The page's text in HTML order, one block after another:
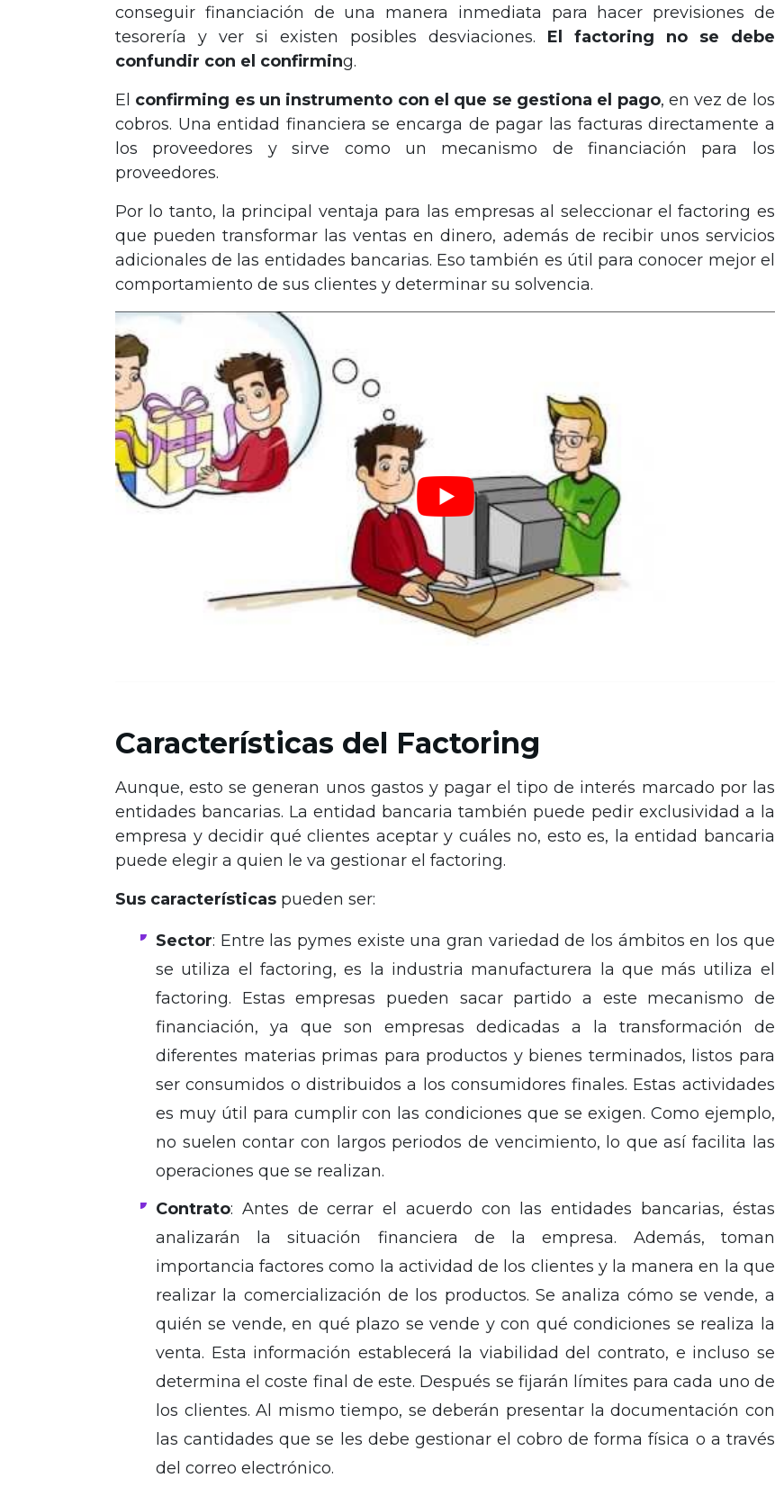
conseguir financiación de una manera inmediata para hacer previsiones de
tesorería y ver si existen posibles desviaciones. El factoring no se debe
confundir con el confirming.
El confirming es un instrumento con el que se gestiona el pago, en vez de los
cobros. Una entidad financiera se encarga de pagar las facturas directamente a
los proveedores y sirve como un mecanismo de financiación para los
proveedores.
Por lo tanto, la principal ventaja para las empresas al seleccionar el factoring es
que pueden transformar las ventas en dinero, además de recibir unos servicios
adicionales de las entidades bancarias. Eso también es útil para conocer mejor el
comportamiento de sus clientes y determinar su solvencia.
Características del Factoring
Aunque, esto se generan unos gastos y pagar el tipo de interés marcado por las
entidades bancarias. La entidad bancaria también puede pedir exclusividad a la
empresa y decidir qué clientes aceptar y cuáles no, esto es, la entidad bancaria
puede elegir a quien le va gestionar el factoring.
Sus características pueden ser:
Sector: Entre las pymes existe una gran variedad de los ámbitos en los que
se utiliza el factoring, es la industria manufacturera la que más utiliza el
factoring. Estas empresas pueden sacar partido a este mecanismo de
financiación, ya que son empresas dedicadas a la transformación de
diferentes materias primas para productos y bienes terminados, listos para
ser consumidos o distribuidos a los consumidores finales. Estas actividades
es muy útil para cumplir con las condiciones que se exigen. Como ejemplo,
no suelen contar con largos periodos de vencimiento, lo que así facilita las
operaciones que se realizan.
Contrato: Antes de cerrar el acuerdo con las entidades bancarias, éstas
analizarán la situación financiera de la empresa. Además, toman
importancia factores como la actividad de los clientes y la manera en la que
realizar la comercialización de los productos. Se analiza cómo se vende, a
quién se vende, en qué plazo se vende y con qué condiciones se realiza la
venta. Esta información establecerá la viabilidad del contrato, e incluso se
determina el coste final de este. Después se fijarán límites para cada uno de
los clientes. Al mismo tiempo, se deberán presentar la documentación con
las cantidades que se les debe gestionar el cobro de forma física o a través
del correo electrónico.